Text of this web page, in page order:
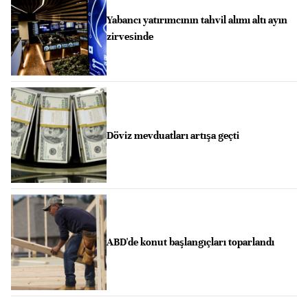
Yabancı yatırımcının tahvil alımı altı ayın
zirvesinde
Döviz mevduatları artışa geçti
ABD'de konut başlangıçları toparlandı